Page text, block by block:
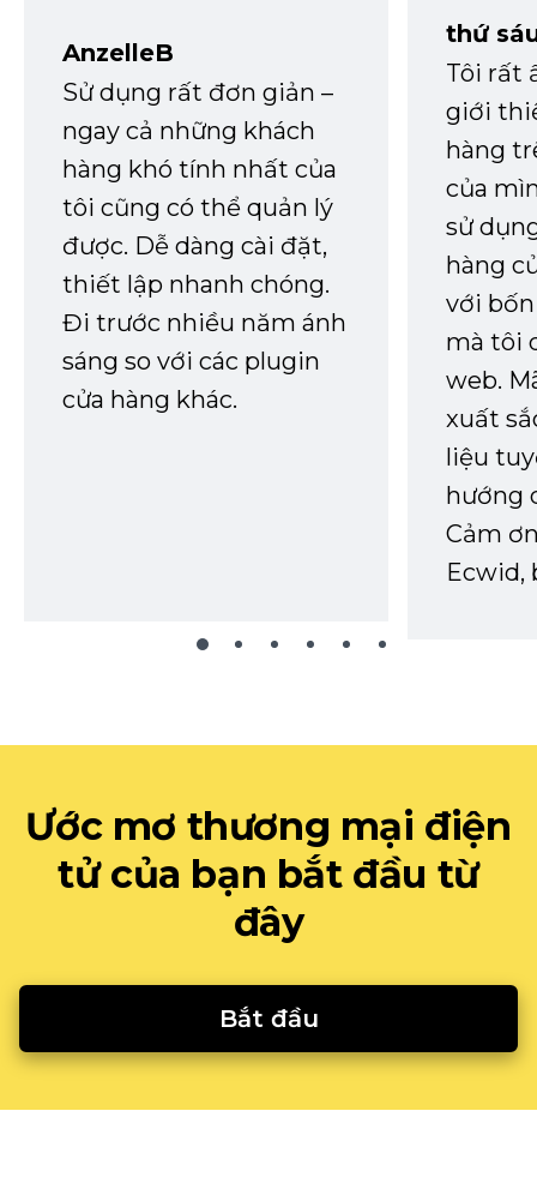
AnzelleB
Sử dụng rất đơn giản –
ngay cả những khách
hàng khó tính nhất của
tôi cũng có thể quản lý
được. Dễ dàng cài đặt,
thiết lập nhanh chóng.
Đi trước nhiều năm ánh
sáng so với các plugin
cửa hàng khác.
thứ
Tôi rất
giới
hàng
của
sử
hàng
với
mà tôi
web.
xuất
liệu
hướng
Cảm
Ecwid,
Ước mơ thương mại điện
tử của bạn bắt đầu từ
đây
Bắt đầu